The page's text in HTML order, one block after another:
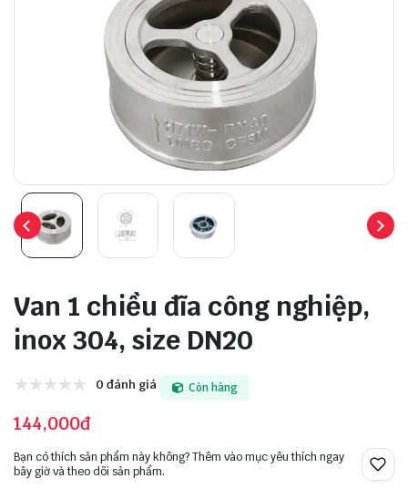
Van 1 chiều đĩa công nghiệp,
inox 304, size DN20
0 đánh giá Còn hàng
144,000đ
Bạn có thích sản phẩm này không? Thêm vào mục yêu thích ngay
bây giờ và theo dõi sản phẩm.